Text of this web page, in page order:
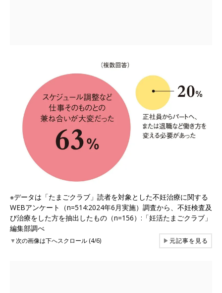
※データは「たまごクラブ」読者を対象とした不妊治療に関する
WEBアンケート（n=514:2024年6月実施）調査から、不妊検査及
び治療をした方を抽出したもの（n=156）:「妊活たまごクラブ」
編集部調べ
▼次の画像は下へスクロール (4/6) ▶元記事を見る